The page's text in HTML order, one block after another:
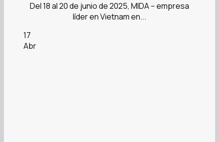
Del 18 al 20 de junio de 2025, MIDA – empresa
líder en Vietnam en...
17
Abr